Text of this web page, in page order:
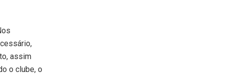
assim
o clube, o